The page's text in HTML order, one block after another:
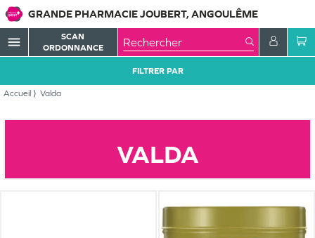
GRANDE PHARMACIE JOUBERT, ANGOULÊME
menu
SCAN
ORDONNANCE
Accueil Valda
FILTRER PAR
VALDA